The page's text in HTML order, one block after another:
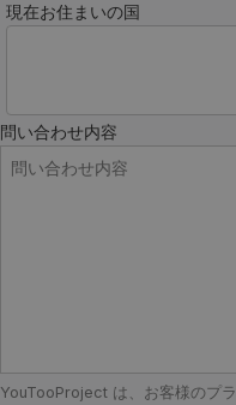
現在お住まいの国
問い合わせ内容
YouTooProject は、お客様のプ